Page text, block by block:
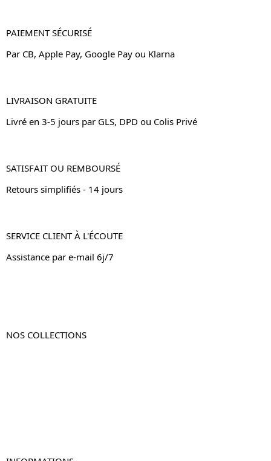
PAIEMENT SÉCURISÉ
Par CB, Apple Pay, Google Pay ou Klarna
LIVRAISON GRATUITE
Livré en 3-5 jours par GLS, DPD ou Colis Privé
SATISFAIT OU REMBOURSÉ
Retours simplifiés - 14 jours
SERVICE CLIENT À L'ÉCOUTE
Assistance par e-mail 6j/7
NOS COLLECTIONS